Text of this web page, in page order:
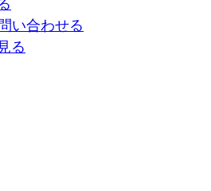
い合わせる
る